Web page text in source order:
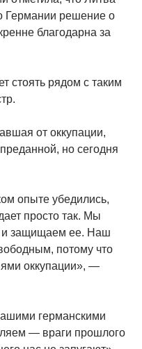
Германии решение о
благодарна за
стоять рядом с таким
от оккупации,
но сегодня
опыте убедились,
просто так. Мы
и защищаем ее. Наш
потому что
оккупации», —
германскими
— враги прошлого